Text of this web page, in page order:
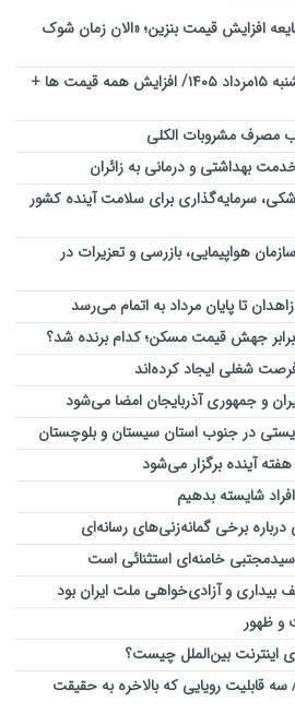
افزایش قیمت بنزین؛ «الان زمان شوک
قیمت طلا و سکه امروز پنجشنبه ۱۵مرداد ۱۴۰۵/ افزایش همه قیمت ها +
مصرف مشروبات الکلی
سرمایه‌گذاری برای سلامت آینده کشور
هواپیمایی، بازرسی و تعزیرات در
تا پایان مرداد به اتمام می‌رسد
جهش قیمت مسکن؛ کدام برنده شد؟
و جمهوری آذربایجان امضا می‌شود
در جنوب استان سیستان و بلوچستان
آینده برگزار می‌شود
شایسته بدهیم
درباره برخی گمانه‌زنی‌های رسانه‌ای
خامنه‌ای استثنائی است
و آزادی‌خواهی ملت ایران بود
و ظهور
در آیفون ۱۸ پرو/ سه قابلیت رویایی که بالاخره به حقیقت